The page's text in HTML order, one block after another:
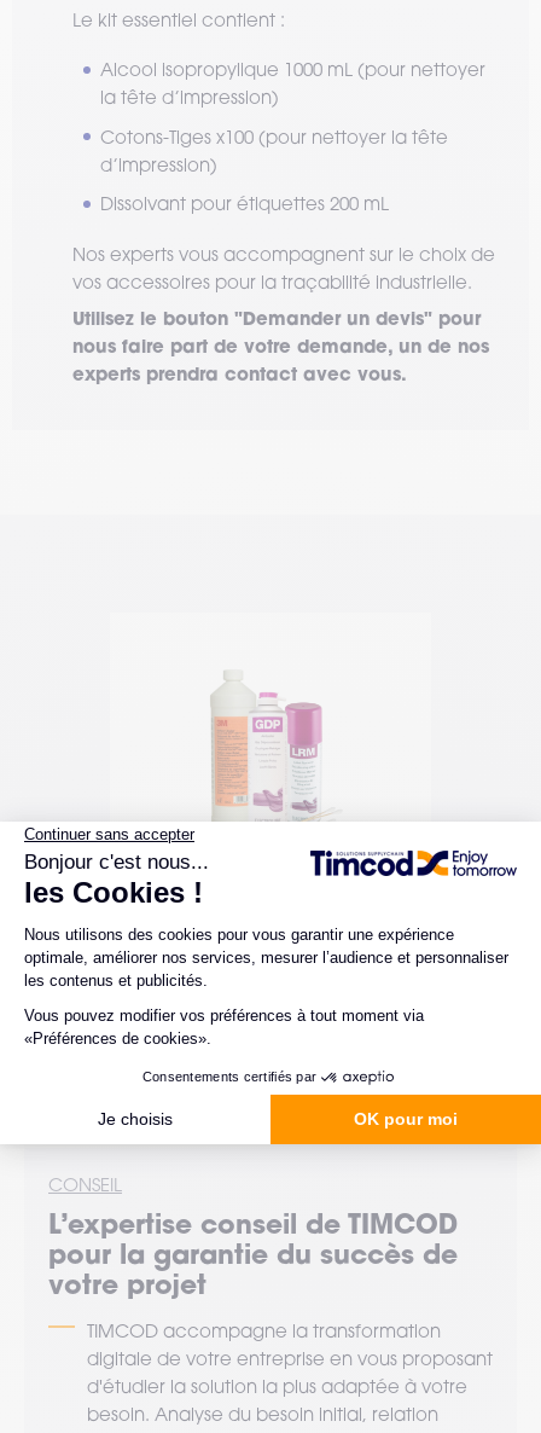
Le kit essentiel contient :
Alcool isopropylique 1000 mL (pour nettoyer
la tête d’impression)
Cotons-Tiges x100 (pour nettoyer la tête
d’impression)
Dissolvant pour étiquettes 200 mL
Nos experts vous accompagnent sur le choix de
vos accessoires pour la traçabilité industrielle.
Utilisez le bouton "Demander un devis" pour
nous faire part de votre demande, un de nos
experts prendra contact avec vous.
pour imprimantes
1 configuration possible.
Un matériel qui dure, c’est d’abord un
entretien maîtrisé : pensez à votre kit
de nettoyage.
CONSEIL
L’expertise conseil de TIMCOD
pour la garantie du succès de
votre projet
TIMCOD accompagne la transformation
digitale de votre entreprise en vous proposant
d'étudier la solution la plus adaptée à votre
besoin. Analyse du besoin initial, relation